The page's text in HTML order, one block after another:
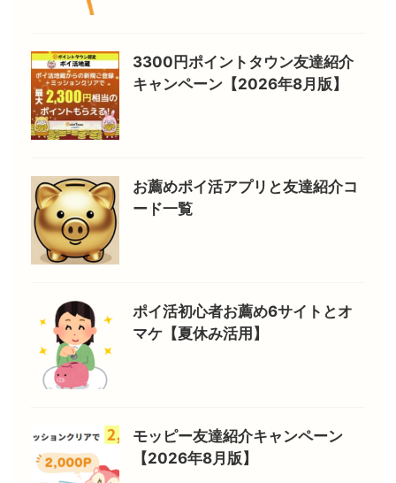
3300円ポイントタウン友達紹介
キャンペーン【2026年8月版】
お薦めポイ活アプリと友達紹介コ
ード一覧
ポイ活初心者お薦め6サイトとオ
マケ【夏休み活用】
モッピー友達紹介キャンペーン
【2026年8月版】